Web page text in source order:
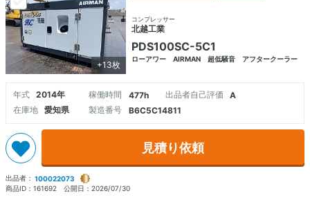
+13枚
コンプレッサー
北越工業
PDS100SC-5C1
ローアワー AIRMAN 超低騒音 アフタークーラー
年式 2014年 稼働時間 477h 出品者自己評価
A
在庫地
愛知県 製造番号 B6C5C14811
見積り依頼
出品者： 100022073
商品ID： 161692 公開日： 2026/07/30